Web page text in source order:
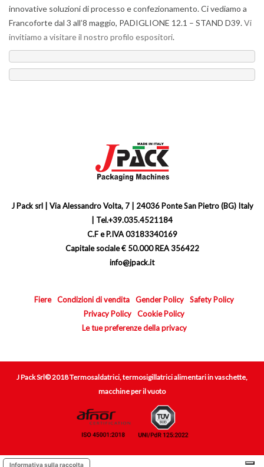
innovative soluzioni di processo e confezionamento. Ci vediamo a
Francoforte dal 3 all’8 maggio, PADIGLIONE 12.1 – STAND D39.Vi
invitiamo a visitare il nostro profilo espositori.
J Pack srl | Via Alessandro Volta, 7 | 24036 Ponte San Pietro (BG) Italy
| Tel.+39.035.4521184
C.F e P.IVA 03183340169
Capitale sociale € 50.000 REA 356422
info@jpack.it
Fiere Condizioni di vendita Gender Policy
Safety Policy
Privacy Policy
Cookie Policy
Le tue preferenze della privacy
J Pack Srl© 2018 Termosaldatrici, termosigillatrici alimentari in vaschette,
macchine per il vuoto
Informativa sulla raccolta